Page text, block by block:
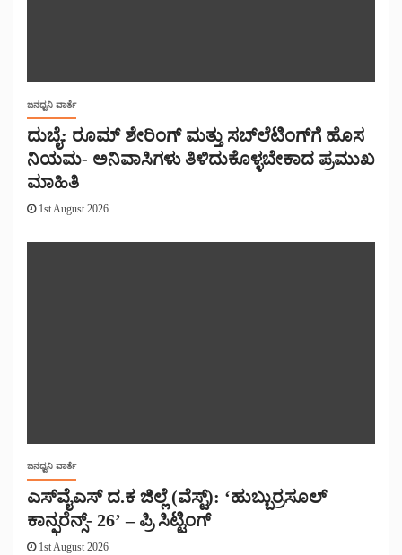
ಜನಧ್ವನಿ ವಾರ್ತೆ
ದುಬೈ: ರೂಮ್ ಶೇರಿಂಗ್ ಮತ್ತು ಸಬ್‌ಲೆಟಿಂಗ್‌ಗೆ ಹೊಸ
ನಿಯಮ- ಅನಿವಾಸಿಗಳು ತಿಳಿದುಕೊಳ್ಳಬೇಕಾದ ಪ್ರಮುಖ
ಮಾಹಿತಿ
1st August 2026
ಜನಧ್ವನಿ ವಾರ್ತೆ
ಎಸ್‌ವೈಎಸ್ ದ.ಕ ಜಿಲ್ಲೆ (ವೆಸ್ಟ್): ‘ಹುಬ್ಬುರ್ರಸೂಲ್
ಕಾನ್ಫರೆನ್ಸ್- 26’ – ಪ್ರಿ ಸಿಟ್ಟಿಂಗ್
1st August 2026